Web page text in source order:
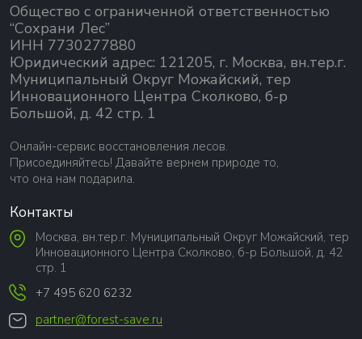
Общество с ограниченной ответственностью
“Сохрани Лес”
ИНН 7730277880
Юридический адрес: 121205, г. Москва, вн.тер.г.
Муниципальный Округ Можайский, тер
Инновационного Центра Сколково, б-р
Большой, д. 42 стр. 1
Онлайн-сервис восстановления лесов.
Присоединяйтесь! Давайте вернем природе то,
что она нам подарила.
Контакты
Москва, вн.тер.г. Муниципальный Округ Можайский, тер
Инновационного Центра Сколково, б-р Большой, д. 42
стр. 1
+7 495 620 6232
partner@forest-save.ru